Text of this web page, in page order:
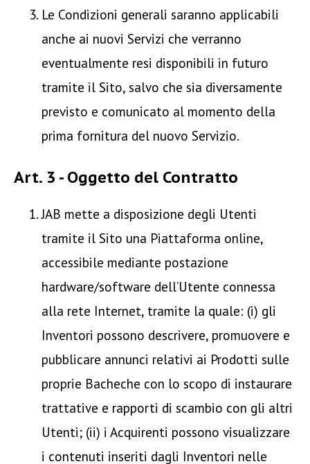
Le Condizioni generali saranno applicabili
anche ai nuovi Servizi che verranno
eventualmente resi disponibili in futuro
tramite il Sito, salvo che sia diversamente
previsto e comunicato al momento della
prima fornitura del nuovo Servizio.
Art. 3 - Oggetto del Contratto
JAB mette a disposizione degli Utenti
tramite il Sito una Piattaforma online,
accessibile mediante postazione
hardware/software dell’Utente connessa
alla rete Internet, tramite la quale: (i) gli
Inventori possono descrivere, promuovere e
pubblicare annunci relativi ai Prodotti sulle
proprie Bacheche con lo scopo di instaurare
trattative e rapporti di scambio con gli altri
Utenti; (ii) i Acquirenti possono visualizzare
i contenuti inseriti dagli Inventori nelle